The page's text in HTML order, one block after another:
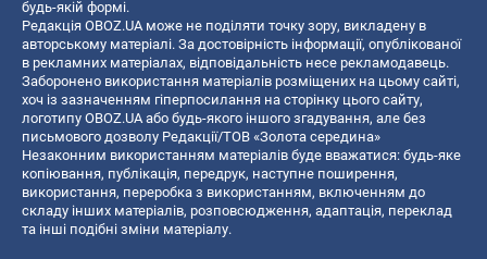
будь-якій формі.
Редакція OBOZ.UA може не поділяти точку зору, викладену в
авторському матеріалі. За достовірність інформації, опублікованої
в рекламних матеріалах, відповідальність несе рекламодавець.
Заборонено використання матеріалів розміщених на цьому сайті,
хоч із зазначенням гіперпосилання на сторінку цього сайту,
логотипу OBOZ.UA або будь-якого іншого згадування, але без
письмового дозволу Редакції/ТОВ «Золота середина»
Незаконним використанням матеріалів буде вважатися: будь-яке
копiювання, публiкацiя, передрук, наступне поширення,
використання, переробка з використанням, включенням до
складу інших матеріалів, розповсюдження, адаптація, переклад
та інші подібні зміни матеріалу.